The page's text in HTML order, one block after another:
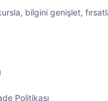
bilgini genişlet,
Politikası